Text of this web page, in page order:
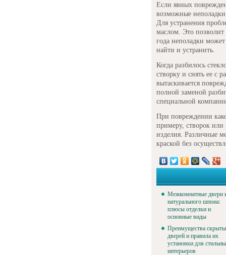
Если явных
возможные неполадки
Для устранения
маслом. Это позволит
года неполадки
найти и устранить.
Когда разбилось
створку и снять ее с
вытаскивается
полной заменой
специальной
При повреждении
примеру, створок или
изделия. Различные
краской без
Межкомнатные двери
натурального шпона:
плюсы отделки и
основные виды
Преимущества
дверей и правила их
установки для
интерьеров